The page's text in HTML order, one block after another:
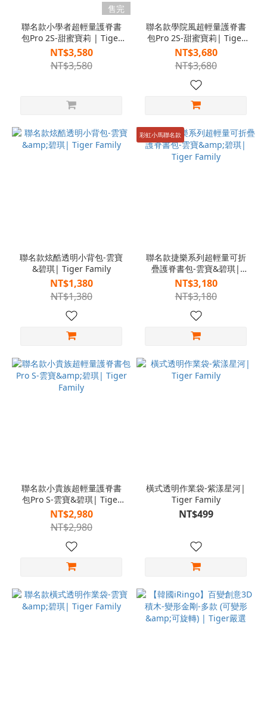
售完
聯名款小學者超輕量護脊書
包Pro 2S-甜蜜寶莉 | Tiger
Family
NT$3,580
NT$3,580
聯名款學院風超輕量護脊書
包Pro 2S-甜蜜寶莉| Tiger
Family
NT$3,680
NT$3,680
聯名款炫酷透明小背包-雲寶
&碧琪| Tiger Family
NT$1,380
NT$1,380
彩虹小馬聯名款
聯名款捷樂系列超輕量可折
疊護脊書包-雲寶&碧琪|
Tiger Family
NT$3,180
NT$3,180
聯名款小貴族超輕量護脊書
包Pro S-雲寶&碧琪| Tiger
Family
NT$2,980
NT$2,980
橫式透明作業袋-紫漾星河|
Tiger Family
NT$499